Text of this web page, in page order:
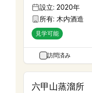
設立: 2020年
所有: 木内酒造
見学可能
訪問済み
六甲山蒸溜所